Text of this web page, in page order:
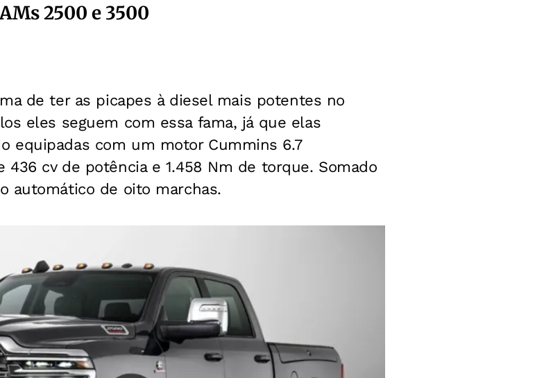
2500 e 3500
de ter as picapes à diesel mais potentes no
eles seguem com essa fama, já que elas
equipadas com um motor Cummins 6.7
cv de potência e 1.458 Nm de torque. Somado
automático de oito marchas.